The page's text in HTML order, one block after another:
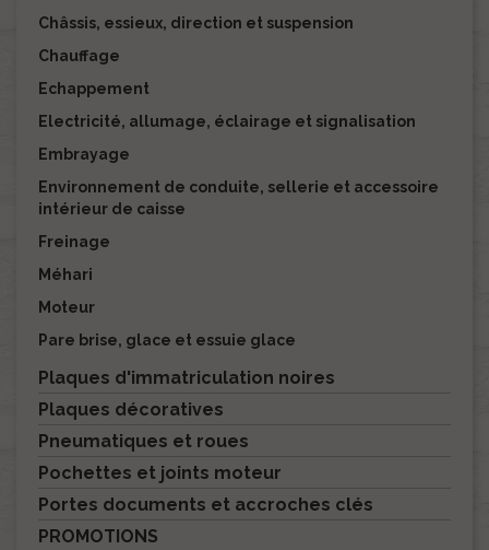
Châssis, essieux, direction et suspension
Chauffage
Echappement
Electricité, allumage, éclairage et signalisation
Embrayage
Environnement de conduite, sellerie et accessoire
intérieur de caisse
Freinage
Méhari
Moteur
Pare brise, glace et essuie glace
Plaques d'immatriculation noires
Plaques décoratives
Pneumatiques et roues
Pochettes et joints moteur
Portes documents et accroches clés
PROMOTIONS